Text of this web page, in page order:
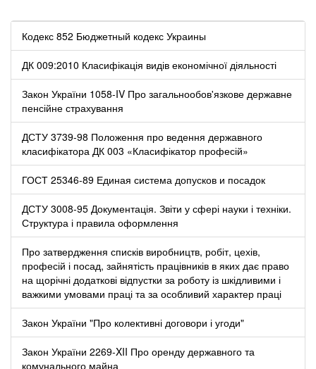
Кодекс 852 Бюджетный кодекс Украины
ДК 009:2010 Класифікація видів економічної діяльності
Закон України 1058-IV Про загальнообов'язкове державне
пенсійне страхування
ДСТУ 3739-98 Положення про ведення державного
класифікатора ДК 003 «Класифікатор професій»
ГОСТ 25346-89 Единая система допусков и посадок
ДСТУ 3008-95 Документація. Звіти у сфері науки і техніки.
Структура і правила оформлення
Про затвердження списків виробництв, робіт, цехів,
професій і посад, зайнятість працівників в яких дає право
на щорічні додаткові відпустки за роботу із шкідливими і
важкими умовами праці та за особливий характер праці
Закон України "Про колективні договори і угоди"
Закон України 2269-XII Про оренду державного та
комунального майна